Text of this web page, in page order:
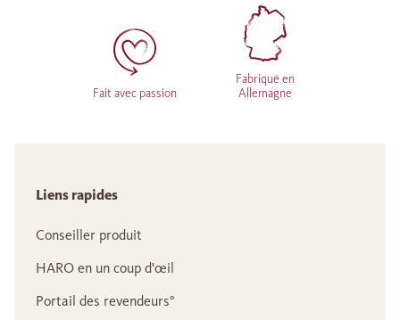
Fait avec passion
Fabriqué en
Allemagne
Liens rapides
Conseiller produit
HARO en un coup d'œil
Portail des revendeurs°